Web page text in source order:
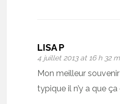
LISA P
4 juillet 2013 at 16 h 32
Mon meilleur
typique il n’y a que